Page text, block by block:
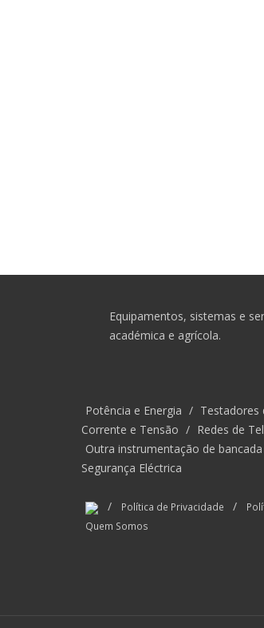
Equipamentos, sistemas e
académica e agrícola.
Potência e Energia / Testadores
Corrente e Tensão / Redes de
Outra instrumentação de bancada
Segurança Eléctrica
/ Política de Privacidade /
Quem Somos